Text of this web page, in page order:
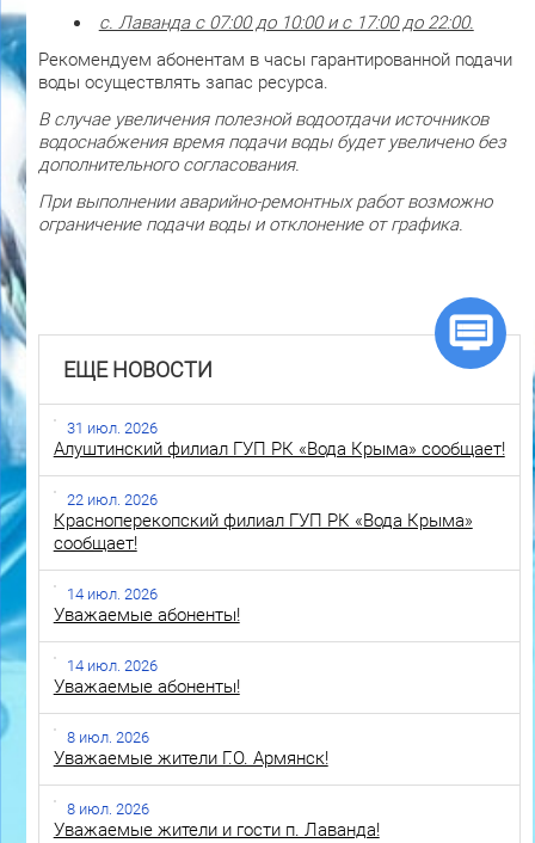
с. Лаванда с 07:00 до 10:00 и с 17:00 до 22:00.
Рекомендуем абонентам в часы гарантированной подачи
воды осуществлять запас ресурса.
В случае увеличения полезной водоотдачи источников
водоснабжения время подачи воды будет увеличено без
дополнительного согласования.
При выполнении аварийно-ремонтных работ возможно
ограничение подачи воды и отклонение от графика.
ЕЩЕ НОВОСТИ
31 июл. 2026
Алуштинский филиал ГУП РК «Вода Крыма» сообщает!
22 июл. 2026
Красноперекопский филиал ГУП РК «Вода Крыма»
сообщает!
14 июл. 2026
Уважаемые абоненты!
14 июл. 2026
Уважаемые абоненты!
8 июл. 2026
Уважаемые жители Г.О. Армянск!
8 июл. 2026
Уважаемые жители и гости п. Лаванда!